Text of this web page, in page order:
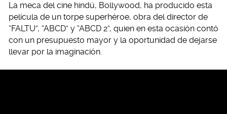
La meca del cine hindú, Bollywood, ha producido esta
película de un torpe superhéroe, obra del director de
“FALTU”, “ABCD” y “ABCD 2”, quien en esta ocasión contó
con un presupuesto mayor y la oportunidad de dejarse
llevar por la imaginación.